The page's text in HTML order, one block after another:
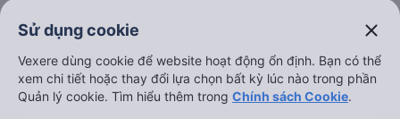
Sử dụng cookie close
Vexere dùng cookie để website hoạt động ổn định. Bạn có thể
xem chi tiết hoặc thay đổi lựa chọn bất kỳ lúc nào trong phần
Quản lý cookie. Tìm hiểu thêm trong Chính sách Cookie.